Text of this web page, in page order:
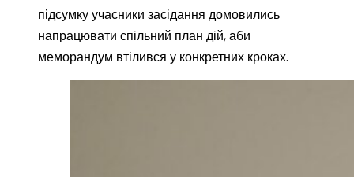
підсумку учасники засідання домовились
напрацювати спільний план дій, аби
меморандум втілився у конкретних кроках.